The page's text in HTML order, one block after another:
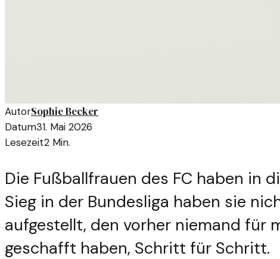
AutorSophie Becker
Datum31. Mai 2026
Lesezeit2 Min.
Die Fußballfrauen des FC haben in
Sieg in der Bundesliga haben sie
aufgestellt, den vorher niemand für
geschafft haben, Schritt für Schritt.